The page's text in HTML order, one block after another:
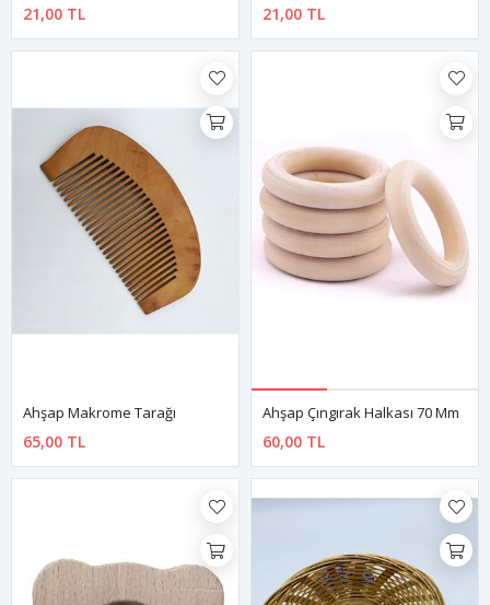
21,00 TL 21,00 TL
Ahşap Makrome Tarağı
65,00 TL
Ahşap Çıngırak Halkası 70 Mm
60,00 TL